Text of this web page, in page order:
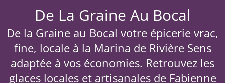
De La Graine Au Bocal
De la Graine au Bocal votre épicerie vrac,
fine, locale à la Marina de Rivière Sens
adaptée à vos économies. Retrouvez les
glaces locales et artisanales de Fabienne